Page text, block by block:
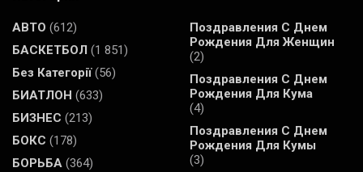
АВТО (612)
БАСКЕТБОЛ (1 851)
Без Категорії(56)
БИАТЛОН (633)
БИЗНЕС (213)
БОКС (178)
БОРЬБА (364)
Поздравления С Днем
Рождения Для Женщин
(2)
Поздравления С Днем
Рождения Для Кума
(4)
Поздравления С Днем
Рождения Для Кумы
(3)